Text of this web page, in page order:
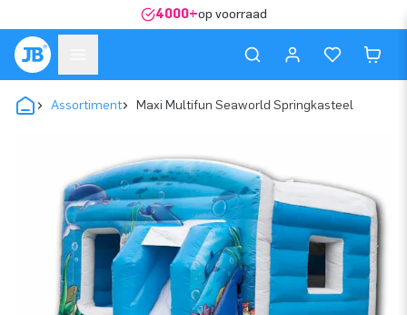
4000+op voorraad
Assortiment Maxi Multifun Seaworld Springkasteel